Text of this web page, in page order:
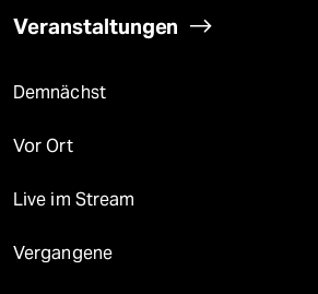
Veranstaltungen
Demnächst
Vor Ort
Live im Stream
Vergangene